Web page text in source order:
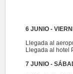
6 JUNIO -
Llegada al
Llegada al hotel
7 JUNIO -